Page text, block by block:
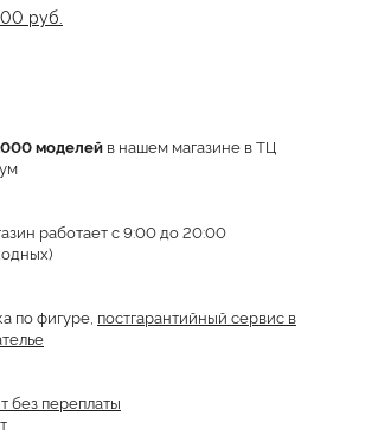
руб.
моделей в нашем магазине в ТЦ
работает с 9:00 до 20:00
по фигуре, постгарантийный сервис в
без переплаты